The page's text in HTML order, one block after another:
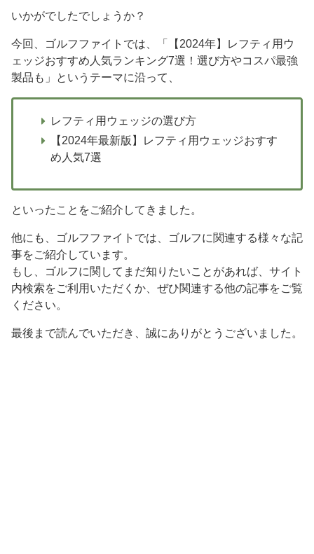
いかがでしたでしょうか？
今回、ゴルフファイトでは、「【2024年】レフティ用ウ
ェッジおすすめ人気ランキング7選！選び方やコスパ最強
製品も」というテーマに沿って、
レフティ用ウェッジの選び方
【2024年最新版】レフティ用ウェッジおすす
め人気7選
といったことをご紹介してきました。
他にも、ゴルフファイトでは、ゴルフに関連する様々な記
事をご紹介しています。
もし、ゴルフに関してまだ知りたいことがあれば、サイト
内検索をご利用いただくか、ぜひ関連する他の記事をご覧
ください。
最後まで読んでいただき、誠にありがとうございました。